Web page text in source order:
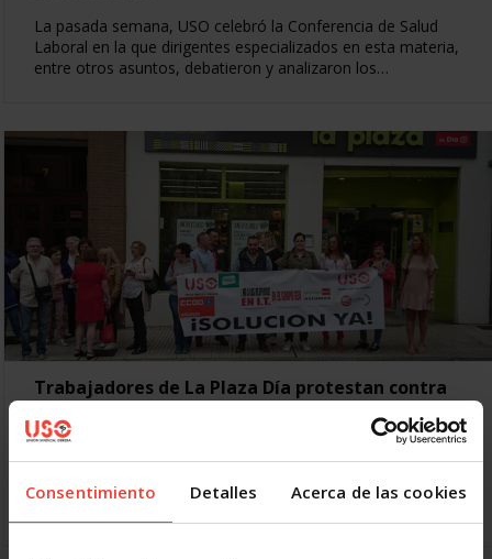
Consentimiento Detalles Acerca de las cookies
La pasada semana, USO celebró la Conferencia de Salud
Laboral en la que dirigentes especializados en esta materia,
entre otros asuntos, debatieron y analizaron los…
Trabajadores de La Plaza Día protestan contra
el despido de trabajadores durante sus bajas
20 JUNIO, 2018
Los trabajadores de La Plaza de Dia se han concentrado
hoy frente a las puertas del establecimiento en San Lázaro